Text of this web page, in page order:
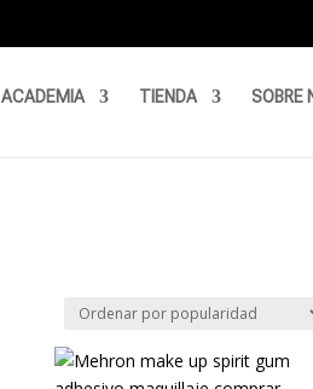
ACADEMIA TIENDA SOBRE